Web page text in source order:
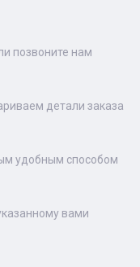
позвоните нам
детали заказа
удобным способом
вами